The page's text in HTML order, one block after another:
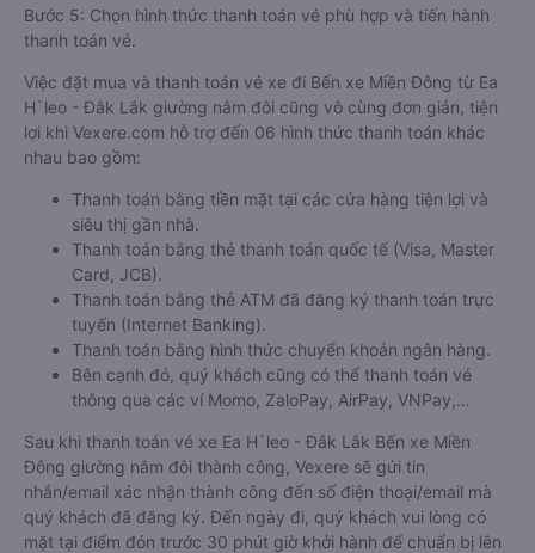
Bước 5: Chọn hình thức thanh toán vé phù hợp và tiến hành
thanh toán vé.
Việc đặt mua và thanh toán vé xe đi Bến xe Miền Đông từ Ea
H`leo - Đắk Lắk giường nằm đôi cũng vô cùng đơn giản, tiện
lợi khi Vexere.com hỗ trợ đến 06 hình thức thanh toán khác
nhau bao gồm:
Thanh toán bằng tiền mặt tại các cửa hàng tiện lợi và
siêu thị gần nhà.
Thanh toán bằng thẻ thanh toán quốc tế (Visa, Master
Card, JCB).
Thanh toán bằng thẻ ATM đã đăng ký thanh toán trực
tuyến (Internet Banking).
Thanh toán bằng hình thức chuyển khoản ngân hàng.
Bên cạnh đó, quý khách cũng có thể thanh toán vé
thông qua các ví Momo, ZaloPay, AirPay, VNPay,…
Sau khi thanh toán vé xe Ea H`leo - Đắk Lắk Bến xe Miền
Đông giường nằm đôi thành công, Vexere sẽ gửi tin
nhắn/email xác nhận thành công đến số điện thoại/email mà
quý khách đã đăng ký. Đến ngày đi, quý khách vui lòng có
mặt tại điểm đón trước 30 phút giờ khởi hành để chuẩn bị lên